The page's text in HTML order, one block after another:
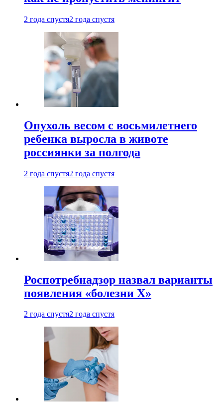
2 года спустя2 года спустя
Опухоль весом с восьмилетнего
ребенка выросла в животе
россиянки за полгода
2 года спустя2 года спустя
Роспотребнадзор назвал варианты
появления «болезни Х»
2 года спустя2 года спустя